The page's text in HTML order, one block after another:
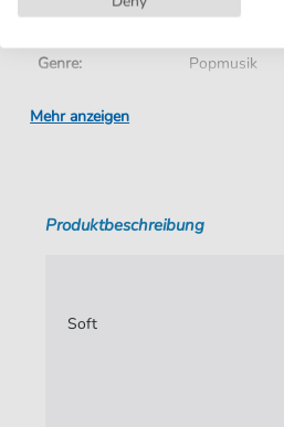
Instrumente:
Klavier
Genre:
Popmusik
Ära:
Tempo:
140
Mehr anzeigen
Produktbeschreibung
Soft